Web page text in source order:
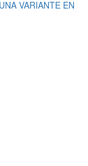
VARIANTE EN